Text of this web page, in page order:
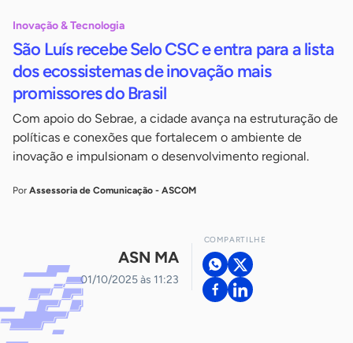
Inovação & Tecnologia
São Luís recebe Selo CSC e entra para a lista
dos ecossistemas de inovação mais
promissores do Brasil
Com apoio do Sebrae, a cidade avança na estruturação de
políticas e conexões que fortalecem o ambiente de
inovação e impulsionam o desenvolvimento regional.
Por Assessoria de Comunicação - ASCOM
ASN MA
01/10/2025 às 11:23
COMPARTILHE